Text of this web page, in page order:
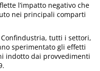
l’impatto negativo che
nei principali comparti
Confindustria, tutti i settori,
sperimentato gli effetti
indotto dai provvedimenti